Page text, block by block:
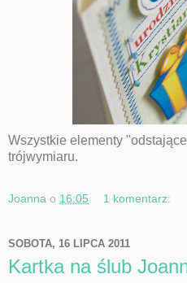
Wszystkie elementy
trójwymiaru.
Joanna o 16:05 1 komentarz:
SOBOTA, 16 LIPCA 2011
Kartka na ślub